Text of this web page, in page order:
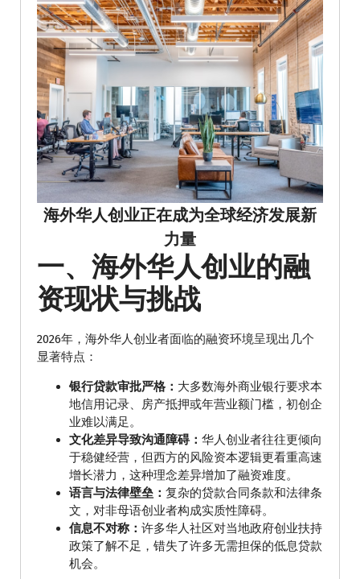
海外华人创业正在成为全球经济发展新
力量
一、海外华人创业的融
资现状与挑战
2026年，海外华人创业者面临的融资环境呈现出几个
显著特点：
银行贷款审批严格： 大多数海外商业银行要求本
地信用记录、房产抵押或年营业额门槛，初创企
业难以满足。
文化差异导致沟通障碍： 华人创业者往往更倾向
于稳健经营，但西方的风险资本逻辑更看重高速
增长潜力，这种理念差异增加了融资难度。
语言与法律壁垒： 复杂的贷款合同条款和法律条
文，对非母语创业者构成实质性障碍。
信息不对称： 许多华人社区对当地政府创业扶持
政策了解不足，错失了许多无需担保的低息贷款
机会。